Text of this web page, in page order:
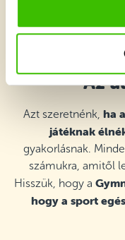
Újpesti Bene
kerület
Szerda 17:20–18:20
szabad helyek
Kőbányai Csukás
Két Tanítási
Budapest X. kerület
Az
Azt szeretnénk, ha
játéknak
gyakorlásnak.
számukra, amitől
Hisszük, hogy a
hogy a sport